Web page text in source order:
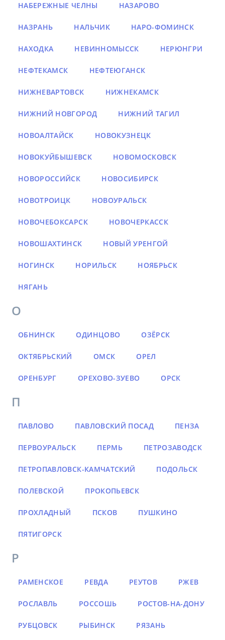
НАБЕРЕЖНЫЕ ЧЕЛНЫ НАЗАРОВО
НАЗРАНЬ НАЛЬЧИК НАРО-ФОМИНСК
НАХОДКА НЕВИННОМЫССК НЕРЮНГРИ
НЕФТЕКАМСК НЕФТЕЮГАНСК
НИЖНЕВАРТОВСК НИЖНЕКАМСК
НИЖНИЙ НОВГОРОД НИЖНИЙ ТАГИЛ
НОВОАЛТАЙСК НОВОКУЗНЕЦК
НОВОКУЙБЫШЕВСК НОВОМОСКОВСК
НОВОРОССИЙСК НОВОСИБИРСК
НОВОТРОИЦК НОВОУРАЛЬСК
НОВОЧЕБОКСАРСК НОВОЧЕРКАССК
НОВОШАХТИНСК НОВЫЙ УРЕНГОЙ
НОГИНСК НОРИЛЬСК НОЯБРЬСК
НЯГАНЬ
О
ОБНИНСК ОДИНЦОВО ОЗЁРСК
ОКТЯБРЬСКИЙ ОМСК ОРЕЛ
ОРЕНБУРГ ОРЕХОВО-ЗУЕВО ОРСК
П
ПАВЛОВО ПАВЛОВСКИЙ ПОСАД ПЕНЗА
ПЕРВОУРАЛЬСК ПЕРМЬ ПЕТРОЗАВОДСК
ПЕТРОПАВЛОВСК-КАМЧАТСКИЙ ПОДОЛЬСК
ПОЛЕВСКОЙ ПРОКОПЬЕВСК
ПРОХЛАДНЫЙ ПСКОВ ПУШКИНО
ПЯТИГОРСК
Р
РАМЕНСКОЕ РЕВДА РЕУТОВ РЖЕВ
РОСЛАВЛЬ РОССОШЬ РОСТОВ-НА-ДОНУ
РУБЦОВСК РЫБИНСК РЯЗАНЬ